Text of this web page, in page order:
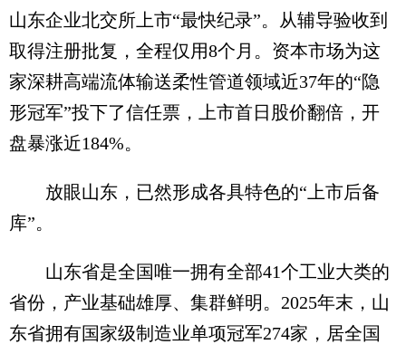
山东企业北交所上市“最快纪录”。从辅导验收到
取得注册批复，全程仅用8个月。资本市场为这
家深耕高端流体输送柔性管道领域近37年的“隐
形冠军”投下了信任票，上市首日股价翻倍，开
盘暴涨近184%。
放眼山东，已然形成各具特色的“上市后备
库”。
山东省是全国唯一拥有全部41个工业大类的
省份，产业基础雄厚、集群鲜明。2025年末，山
东省拥有国家级制造业单项冠军274家，居全国